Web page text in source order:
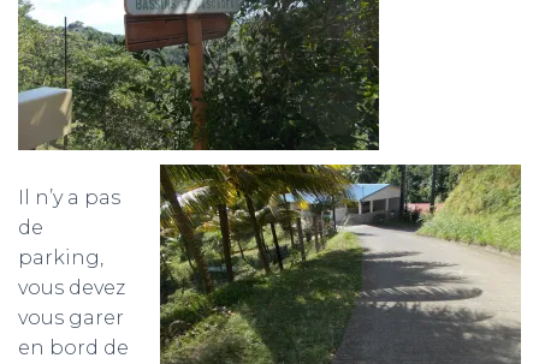
Il n’y a pas
de
parking,
vous devez
vous garer
en bord de